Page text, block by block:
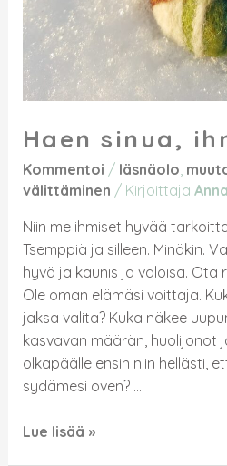
Haen sinua,
Kommentoi / läsnäolo
välittäminen / Kirjoittaja
Niin me ihmiset hyvää
Tsemppiä ja silleen. Minäkin.
hyvä ja kaunis ja valoisa. Ota
Ole oman elämäsi voittaja.
jaksa valita? Kuka näkee
kasvavan määrän, huolijonot
olkapäälle ensin niin hellästi,
sydämesi oven? …
Lue lisää »